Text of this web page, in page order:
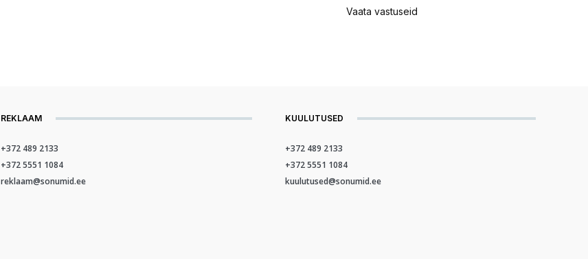
Vaata vastuseid
REKLAAM
+372 489 2133
+372 5551 1084
reklaam@sonumid.ee
KUULUTUSED
+372 489 2133
+372 5551 1084
kuulutused@sonumid.ee